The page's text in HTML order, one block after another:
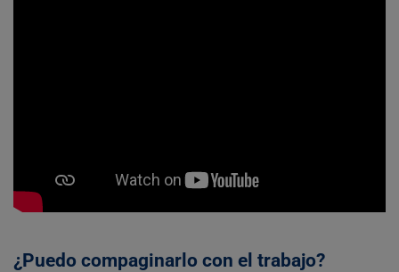
¿Puedo compaginarlo con el trabajo?